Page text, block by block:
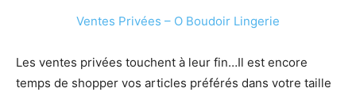
Ventes Privées – O Boudoir Lingerie
Les ventes privées touchent à leur fin…Il est encore
temps de shopper vos articles préférés dans votre taille